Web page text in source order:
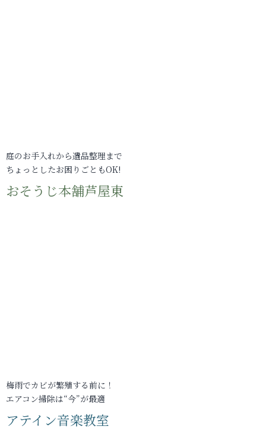
庭のお手入れから遺品整理まで
ちょっとしたお困りごともOK!
おそうじ本舗芦屋東
梅雨でカビが繁殖する前に！
エアコン掃除は“今”が最適
アテイン音楽教室